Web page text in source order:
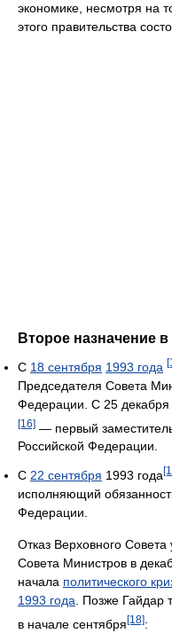
экономике, несмотря на
этого правительства
Второе назначение
С 18 сентября 1993 года
Председателя Совета
Федерации. С 25 декабря
[16] — первый
Российской Федерации.
С 22 сентября 1993 года
исполняющий
Федерации.
Отказ Верховного
Совета Министров в
начала политического
1993 года . Позже Гайдар
в начале сентября[18]: